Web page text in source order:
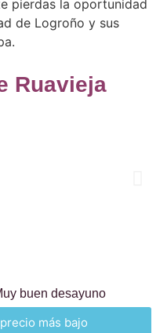
pierdas la oportunidad
de Logroño y sus
Ruavieja
buen desayuno
más bajo